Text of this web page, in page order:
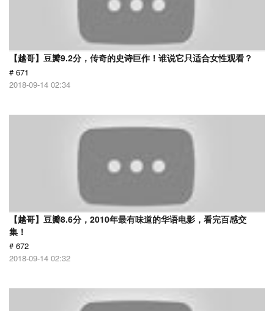
【越哥】豆瓣9.2分，传奇的史诗巨作！谁说它只适合女性观看？
# 671
2018-09-14 02:34
【越哥】豆瓣8.6分，2010年最有味道的华语电影，看完百感交
集！
# 672
2018-09-14 02:32